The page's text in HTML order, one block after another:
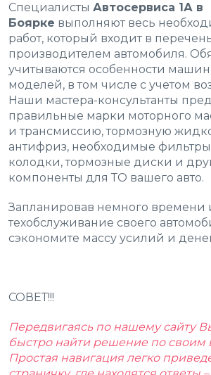
Специалисты Автосервиса 1А в
Боярке выполняют весь
работ, который входит в
производителем автомобиля.
учитываются особенности
моделей, в том числе с учетом
Наши мастера-консультанты
правильные марки моторного
и трансмиссию, тормозную
антифриз, необходимые
колодки, тормозные диски и
компоненты для ТО вашего авто.
Запланировав немного времени
техобслуживание своего
сэкономите массу усилий и
СОВЕТ!!!
Передвигаясь по нашему сайту
быстро найти решение по своим
Простая навигация легко